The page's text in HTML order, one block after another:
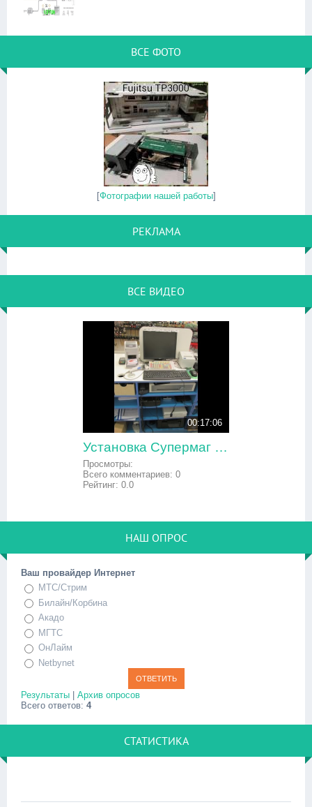
ВСЕ ФОТО
[Фотографии нашей работы]
РЕКЛАМА
ВСЕ ВИДЕО
00:17:06
Установка Супермаг версия 49 Linux на POS-терминал
Просмотры:
Всего комментариев: 0
Рейтинг: 0.0
НАШ ОПРОС
Ваш провайдер Интернет
МТС/Стрим
Билайн/Корбина
Акадо
МГТС
ОнЛайм
Netbynet
Результаты
Архив опросов
Всего ответов: 4
СТАТИСТИКА